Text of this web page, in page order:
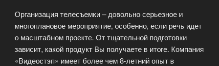
Организация телесъемки – довольно серьезное и
многоплановое мероприятие, особенно, если речь идет
о масштабном проекте. От тщательной подготовки
зависит, какой продукт Вы получаете в итоге. Компания
«Видеостэп» имеет более чем 8-летний опыт в